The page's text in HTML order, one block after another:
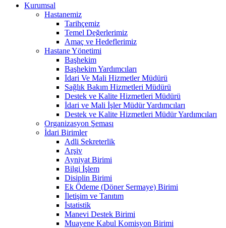
Kurumsal
Hastanemiz
Tarihçemiz
Temel Değerlerimiz
Amaç ve Hedeflerimiz
Hastane Yönetimi
Başhekim
Başhekim Yardımcıları
İdari Ve Mali Hizmetler Müdürü
Sağlık Bakım Hizmetleri Müdürü
Destek ve Kalite Hizmetleri Müdürü
İdari ve Mali İşler Müdür Yardımcıları
Destek ve Kalite Hizmetleri Müdür Yardımcıları
Organizasyon Şeması
İdari Birimler
Adli Sekreterlik
Arşiv
Ayniyat Birimi
Bilgi İşlem
Disiplin Birimi
Ek Ödeme (Döner Sermaye) Birimi
İletişim ve Tanıtım
İstatistik
Manevi Destek Birimi
Muayene Kabul Komisyon Birimi